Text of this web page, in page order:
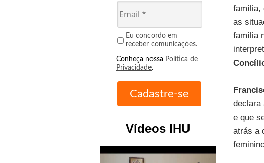
Eu concordo em
receber comunicações.
Conheça nossa Política de
Privacidade.
Vídeos IHU
família,
as
família
declara
e que
atrás a